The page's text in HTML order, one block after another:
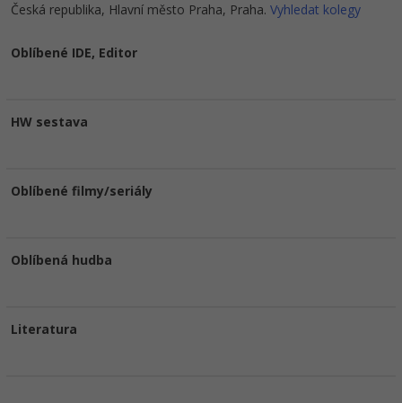
Česká republika, Hlavní město Praha, Praha. Vyhledat kolegy
Oblíbené IDE, Editor
HW sestava
Oblíbené filmy/seriály
Oblíbená hudba
Literatura